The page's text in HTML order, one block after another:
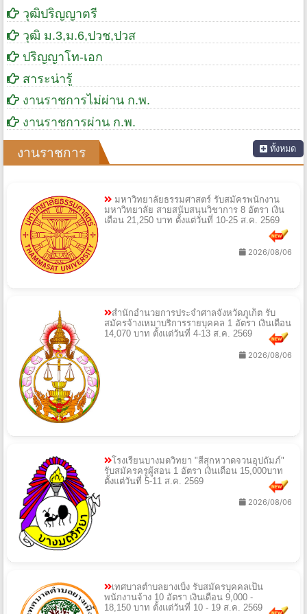
วุฒิปริญญาตรี
วุฒิ ม.3,ม.6,ปวช,ปวส
ปริญญาโท-เอก
สาระน่ารู้
งานราชการไม่ผ่าน ก.พ.
งานราชการผ่าน ก.พ.
งานราชการ ทั้งหมด
มหาวิทยาลัยธรรมศาสตร์ รับสมัครพนักงาน
มหาวิทยาลัย สายสนับสนุนวิชาการ 8 อัตรา เงิน
เดือน 21,250 บาท ตั้งแต่วันที่ 10-25 ส.ค. 2569
2026/08/06
สำนักอำนวยการประจำศาลจังหวัดภูเก็ต รับ
สมัครจ้างเหมาบริการรายบุคคล 1 อัตรา เงินเดือน
14,070 บาท ตั้งแต่วันที่ 4-13 ส.ค. 2569
2026/08/06
โรงเรียนบางมดวิทยา "สีสุกหวาดจวนอุปถัมภ์"
รับสมัครครูผู้สอน 1 อัตรา เงินเดือน 15,000บาท
ตั้งแต่วันที่ 5-11 ส.ค. 2569
2026/08/06
เทศบาลตำบลยางเบิ้ง รับสมัครบุคคลเป็น
พนักงานจ้าง 10 อัตรา เงินเดือน 9,000 -
18,150 บาท ตั้งแต่วันที่ 10 - 19 ส.ค. 2569